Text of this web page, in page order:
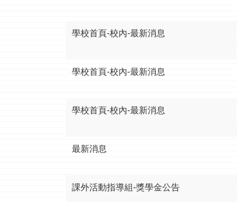
學校首頁-校內-最新消息
學校首頁-校內-最新消息
學校首頁-校內-最新消息
最新消息
課外活動指導組-獎學金公告